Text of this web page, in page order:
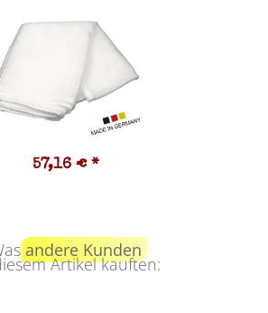
57,16 € *
andere Kunden
Artikel kauften: